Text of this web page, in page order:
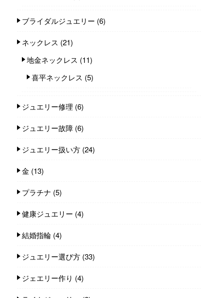
ブライダルジュエリー (6)
ネックレス (21)
地金ネックレス (11)
喜平ネックレス (5)
ジュエリー修理 (6)
ジュエリー故障 (6)
ジュエリー扱い方 (24)
金 (13)
プラチナ (5)
健康ジュエリー (4)
結婚指輪 (4)
ジュエリー選び方 (33)
ジェエリー作り (4)